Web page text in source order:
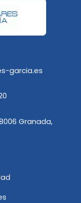
garcia.es
Granada,